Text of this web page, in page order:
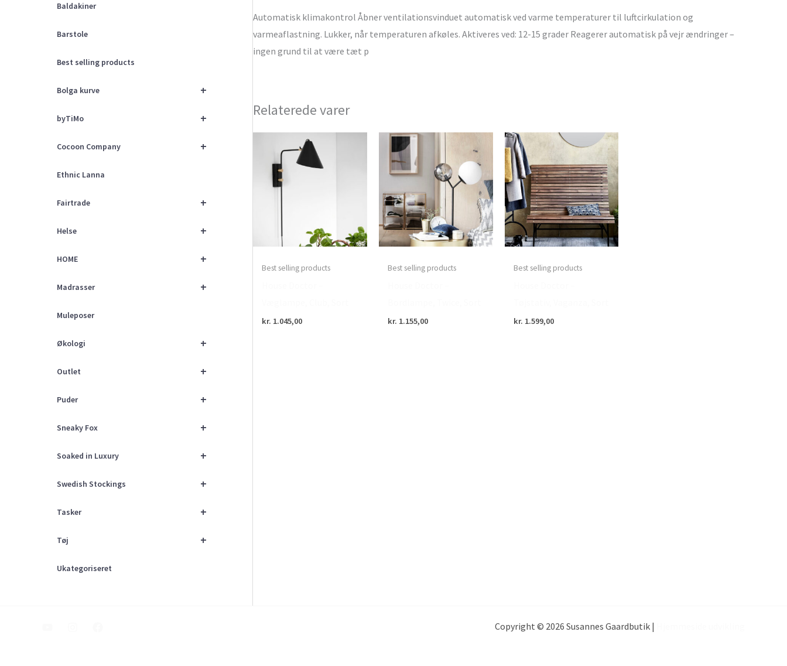
Baldakiner
Barstole
Best selling products
+
Bolga kurve
+
byTiMo
+
Cocoon Company
Ethnic Lanna
+
Fairtrade
+
Helse
+
HOME
+
Madrasser
Muleposer
+
Økologi
+
Outlet
+
Puder
+
Sneaky Fox
+
Soaked in Luxury
+
Swedish Stockings
+
Tasker
+
Tøj
Ukategoriseret
Automatisk klimakontrol Åbner ventilationsvinduet automatisk ved varme temperaturer til luftcirkulation og
varmeaflastning. Lukker, når temperaturen afkøles. Aktiveres ved: 12-15 grader Reagerer automatisk på vejr ændringer –
ingen grund til at være tæt p
Relaterede varer
Best selling products
kr. 1.045,00
Best selling products
kr. 1.155,00
Best selling products
kr. 1.599,00
Copyright © 2026 Susannes Gaardbutik |